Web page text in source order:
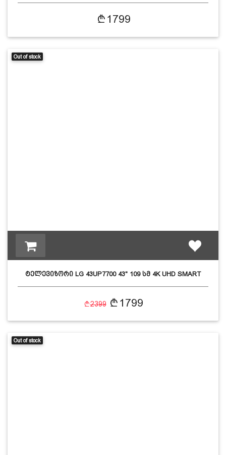
1799
Out of stock
ტელევიზორი LG 43UP7700 43" 109 სმ 4K UHD SMART
2399 1799
Out of stock